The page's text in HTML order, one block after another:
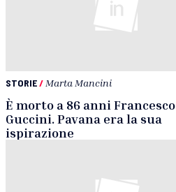
STORIE/ Marta Mancini
È morto a 86 anni Francesco
Guccini. Pavana era la sua
ispirazione